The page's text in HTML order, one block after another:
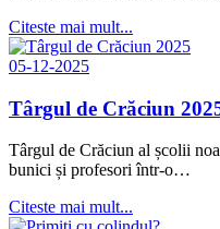
Citeste mai mult...
05-12-2025
Târgul de Crăciun
Târgul de Crăciun al școlii
bunici și profesori într-o…
Citeste mai mult...